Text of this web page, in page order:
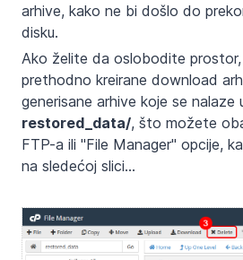
arhive, kako ne bi došlo do
disku.
Ako želite da oslobodite
prethodno kreirane download
generisane arhive koje se nalaze
restored_data/, što možete
FTP-a ili "File Manager" opcije,
na sledećoj slici...